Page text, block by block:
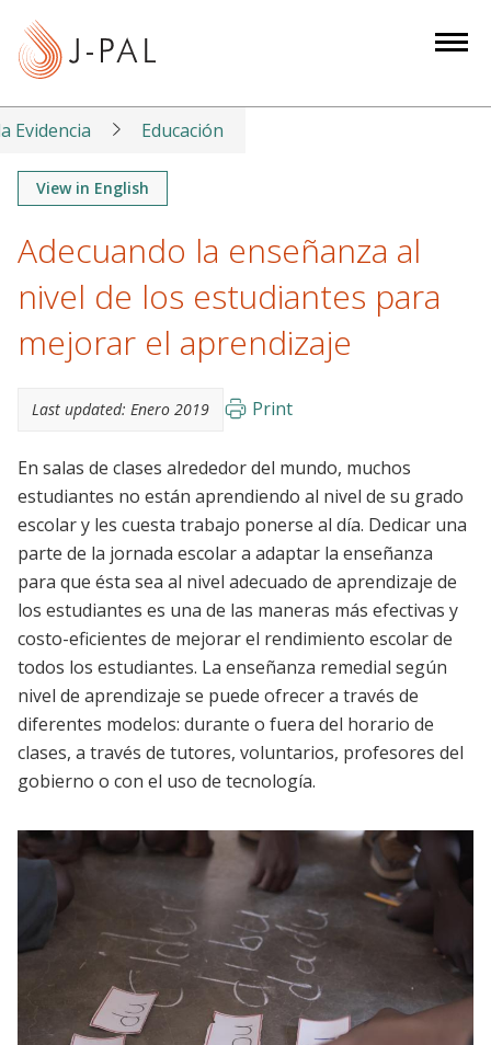
t Evidencia Educación
View in English
Adecuando la enseñanza al
nivel de los estudiantes para
mejorar el aprendizaje
Last updated: Enero 2019 Print
En salas de clases alrededor del mundo, muchos
estudiantes no están aprendiendo al nivel de su grado
escolar y les cuesta trabajo ponerse al día. Dedicar una
parte de la jornada escolar a adaptar la enseñanza
para que ésta sea al nivel adecuado de aprendizaje de
los estudiantes es una de las maneras más efectivas y
costo-eficientes de mejorar el rendimiento escolar de
todos los estudiantes. La enseñanza remedial según
nivel de aprendizaje se puede ofrecer a través de
diferentes modelos: durante o fuera del horario de
clases, a través de tutores, voluntarios, profesores del
gobierno o con el uso de tecnología.